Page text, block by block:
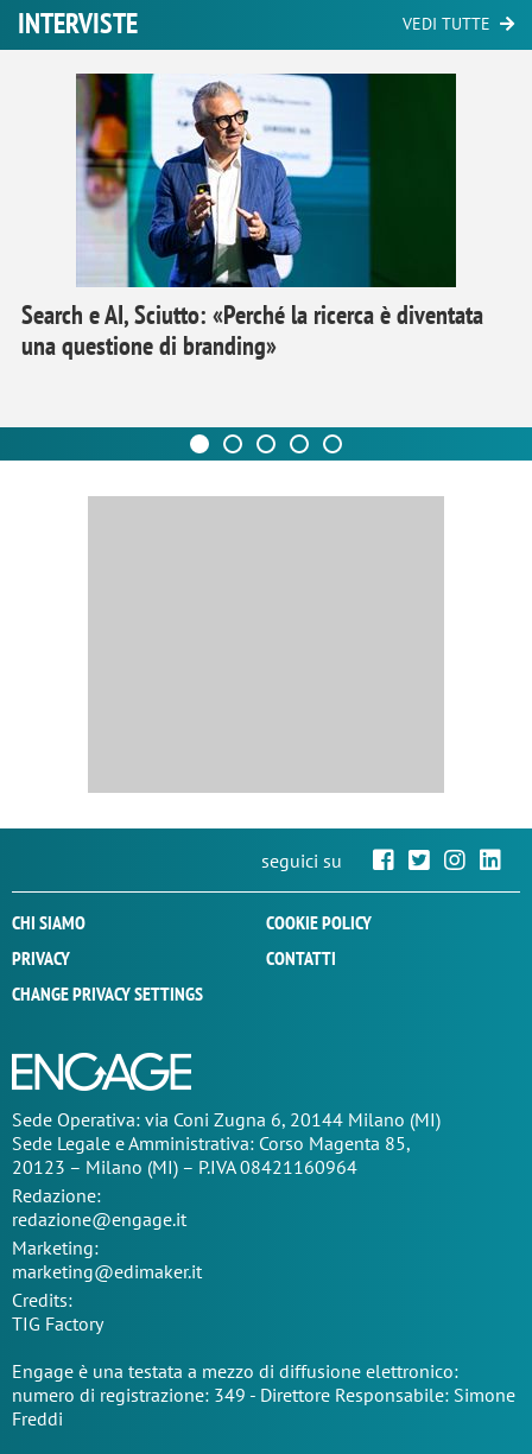
INTERVISTE VEDI TUTTE
Search e AI, Sciutto: «Perché la ricerca è diventata
una questione di branding»
seguici su
CHI SIAMO
COOKIE POLICY
PRIVACY
CONTATTI
CHANGE PRIVACY SETTINGS
Sede Operativa: via Coni Zugna 6, 20144 Milano (MI)
Sede Legale e Amministrativa: Corso Magenta 85,
20123 – Milano (MI) – P.IVA 08421160964
Redazione:
redazione@engage.it
Marketing:
marketing@edimaker.it
Credits:
TIG Factory
Engage è una testata a mezzo di diffusione elettronico:
numero di registrazione: 349 - Direttore Responsabile: Simone
Freddi